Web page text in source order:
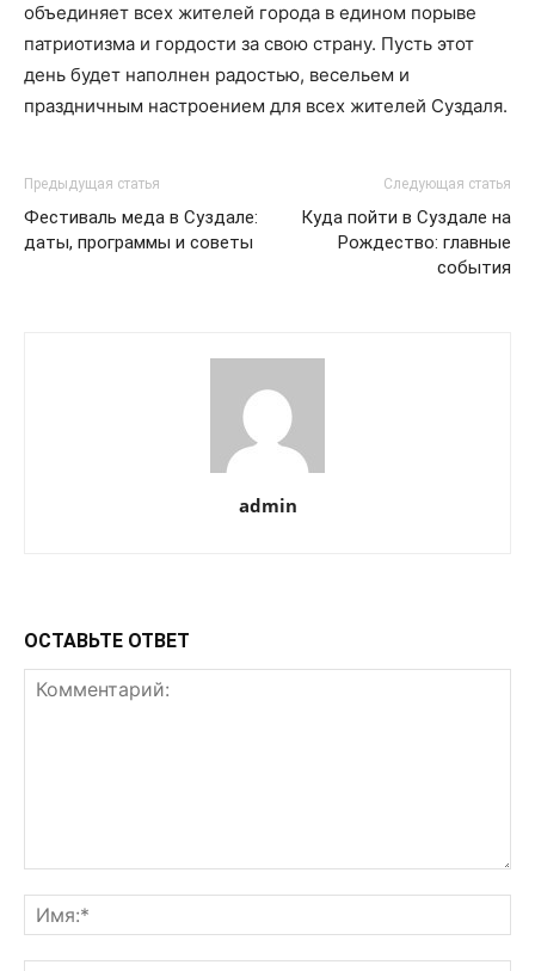
объединяет всех жителей города в едином порыве
патриотизма и гордости за свою страну. Пусть этот
день будет наполнен радостью, весельем и
праздничным настроением для всех жителей Суздаля.
Предыдущая статья
Фестиваль меда в Суздале:
даты, программы и советы
Следующая статья
Куда пойти в Суздале на
Рождество: главные
события
admin
ОСТАВЬТЕ ОТВЕТ